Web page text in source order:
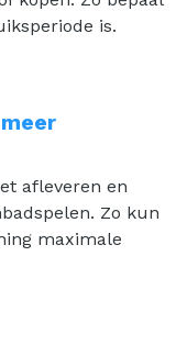
is.
afleveren en
Zo kun
maximale